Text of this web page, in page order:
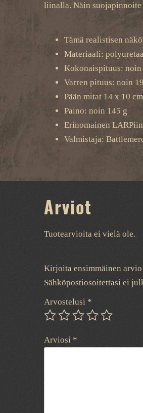
liinalla. Näin suojapinnoite
Tämä realistisen
Materiaali:
Kokonaispituus: noin
Varren pituus: noin
Pään mitat 14 x 10 cm
Paino: noin 145 g
Erinomainen
Valmistaja:
Arviot
Tuotearvioita ei vielä ole.
Kirjoita ensimmäinen
Sähköpostiosoitettasi ei
Arvostelusi *
Arviosi *